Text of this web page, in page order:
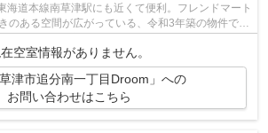
海道本線南草津駅にも近くて便利。フレンドマート
のある空間が広がっている、令和3年築の物件で
トです。賃貸情...
空室情報がありません。
草津市追分南一丁目Droom」への
お問い合わせはこちら